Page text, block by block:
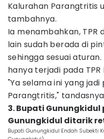
Kalurahan Parangtritis
tambahnya.
Ia menambahkan, TPR
lain sudah berada di
sehingga sesuai
hanya terjadi pada
"Ya selama ini yang
Parangtritis,"
3. ‎Bupati
Gunungkidul ditarik
Bupati Gunungkidul Endah Subekti